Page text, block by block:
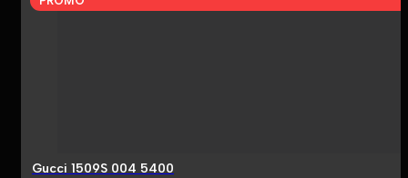
Gucci 1509S 004 5400